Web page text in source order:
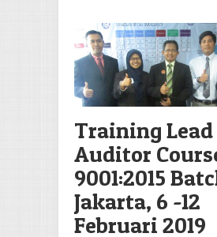
Training Lead
Auditor
9001:2015
Jakarta, 6 -12
Februari 2019